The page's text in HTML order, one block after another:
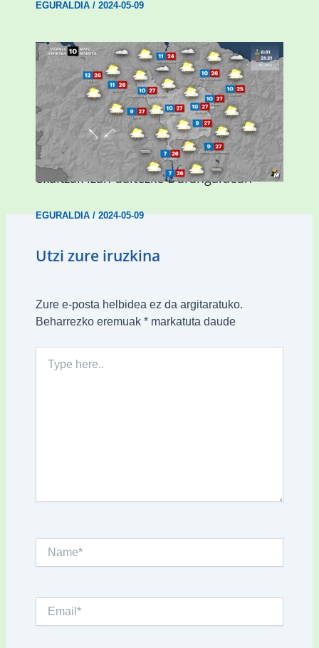
EGURALDIA/ 2024-05-09
Asteburuan 25 gradu baino gehiago eta
ekaitzak izan daitezke Durangaldean
EGURALDIA/2024-05-09
Utzi zure iruzkina
Zure e-posta helbidea ez da argitaratuko.
Beharrezko eremuak *markatuta daude
here..
Name*